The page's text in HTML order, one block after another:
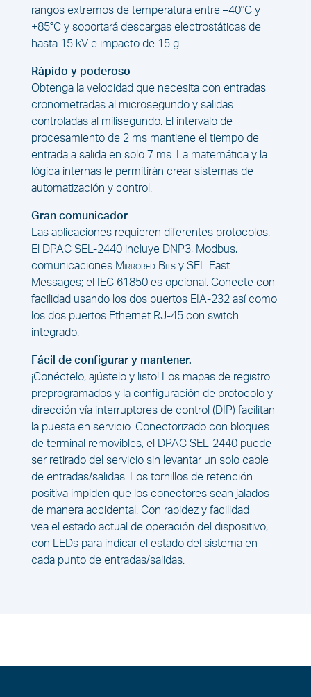
rangos extremos de temperatura entre –40°C y
+85°C y soportará descargas electrostáticas de
hasta 15 kV e impacto de 15 g.
Rápido y poderoso
Obtenga la velocidad que necesita con entradas
cronometradas al microsegundo y salidas
controladas al milisegundo. El intervalo de
procesamiento de 2 ms mantiene el tiempo de
entrada a salida en solo 7 ms. La matemática y la
lógica internas le permitirán crear sistemas de
automatización y control.
Gran comunicador
Las aplicaciones requieren diferentes protocolos.
El DPAC SEL-2440 incluye DNP3, Modbus,
comunicaciones Mirrored Bitsy SEL Fast
Messages; el IEC 61850 es opcional. Conecte con
facilidad usando los dos puertos EIA-232 así como
los dos puertos Ethernet RJ-45 con switch
integrado.
Fácil de configurar y mantener.
¡Conéctelo, ajústelo y listo! Los mapas de registro
preprogramados y la configuración de protocolo y
dirección vía interruptores de control (DIP) facilitan
la puesta en servicio. Conectorizado con bloques
de terminal removibles, el DPAC SEL-2440 puede
ser retirado del servicio sin levantar un solo cable
de entradas/salidas. Los tornillos de retención
positiva impiden que los conectores sean jalados
de manera accidental. Con rapidez y facilidad
vea el estado actual de operación del dispositivo,
con LEDs para indicar el estado del sistema en
cada punto de entradas/salidas.